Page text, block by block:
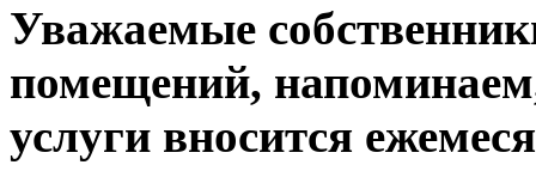
Уважаемые
помещений,
услуги вносится